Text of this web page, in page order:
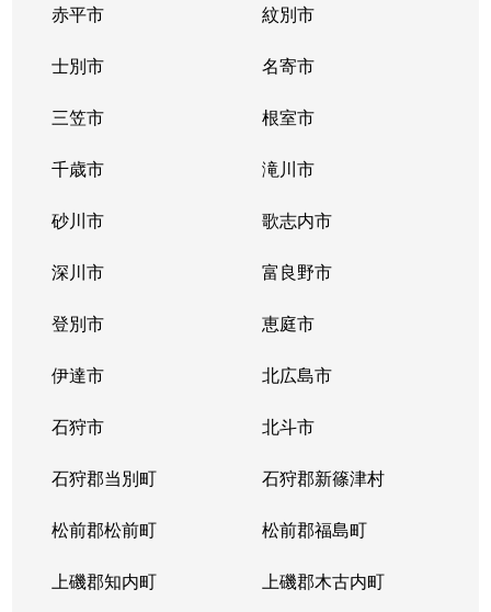
赤平市 紋別市
士別市 名寄市
三笠市 根室市
千歳市 滝川市
砂川市 歌志内市
深川市 富良野市
登別市 恵庭市
伊達市 北広島市
石狩市 北斗市
石狩郡当別町 石狩郡新篠津村
松前郡松前町 松前郡福島町
上磯郡知内町 上磯郡木古内町